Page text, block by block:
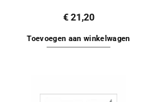
€21,20
Toevoegen aan winkelwagen